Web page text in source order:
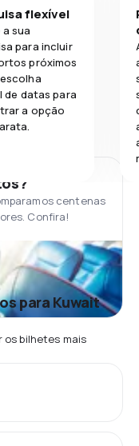
flexível
a sua
para incluir
próximos
de datas para
a opção
centenas
Confira!
para Kuwait
os bilhetes mais